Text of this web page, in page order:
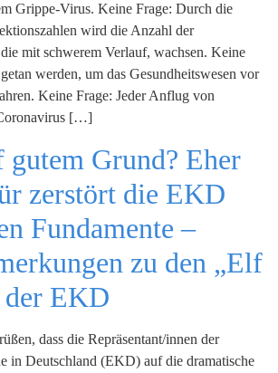
Grippe-Virus. Keine Frage: Durch die
wird die Anzahl der
mit schwerem Verlauf, wachsen. Keine
werden, um das Gesundheitswesen vor
Keine Frage: Jeder Anflug von
[…]
Grund? Eher
zerstört die EKD
Fundamente –
zu den „Elf
der EKD
dass die Repräsentant/innen der
in Deutschland (EKD) auf die dramatische